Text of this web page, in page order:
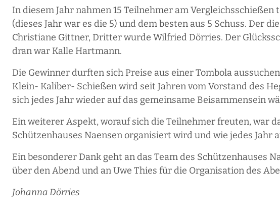
In diesem Jahr nahmen 15 Teilnehmer am
(dieses Jahr war es die 5) und dem besten aus 5 Schuss. Der
Christiane Gittner, Dritter wurde Wilfried Dörries. Der
dran war Kalle Hartmann.
Die Gewinner durften sich Preise aus einer Tombola
Klein- Kaliber- Schießen wird seit Jahren vom Vorstand des
sich jedes Jahr wieder auf das gemeinsame Beisammensein
Ein weiterer Aspekt, worauf sich die Teilnehmer freuten, war
Schützenhauses Naensen organisiert wird und wie jedes Jahr
Ein besonderer Dank geht an das Team des Schützenhauses
über den Abend und an Uwe Thies für die Organisation des
Johanna Dörries